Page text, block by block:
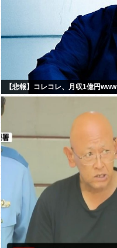
【悲報】コレコレ、月収1億円www